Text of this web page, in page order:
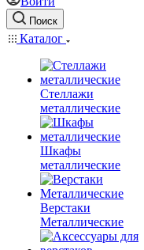
Поиск
Каталог
Стеллажи
металлические
Шкафы
металлические
Верстаки
Металлические